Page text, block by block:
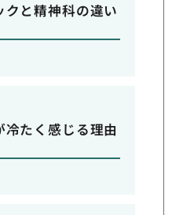
クと精神科の違い
たく感じる理由